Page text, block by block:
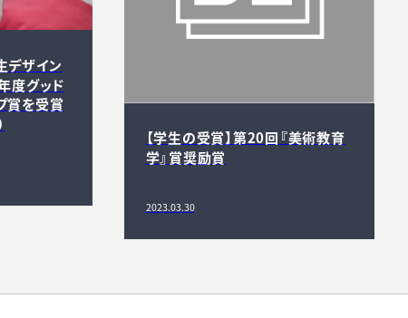
デザイン
度グッド
賞を受賞
【学生の受賞】第20回『美術教育
学』賞奨励賞
2023.03.30